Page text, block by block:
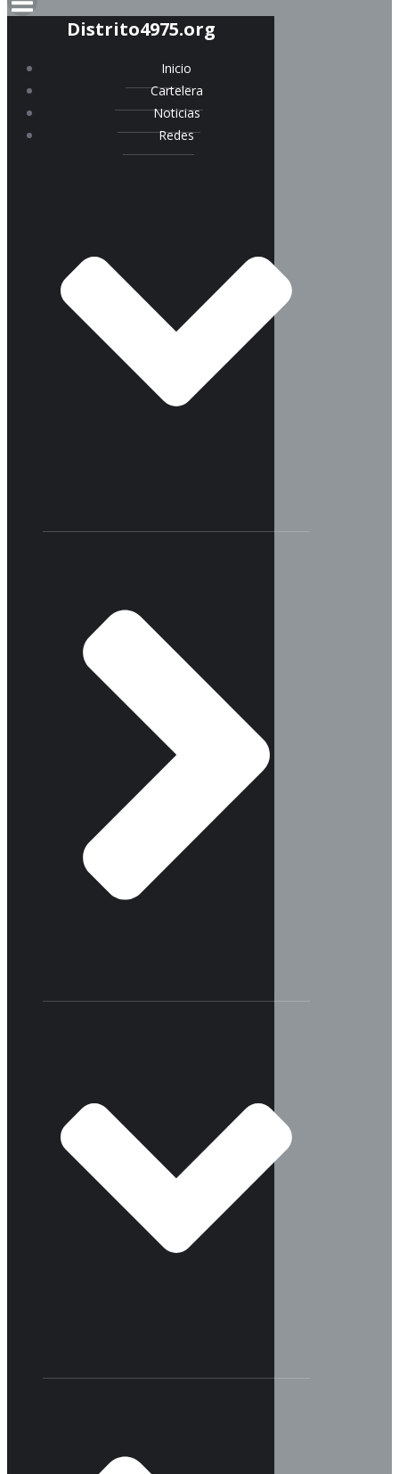
Distrito4975.org
Inicio
Cartelera
Noticias
Redes